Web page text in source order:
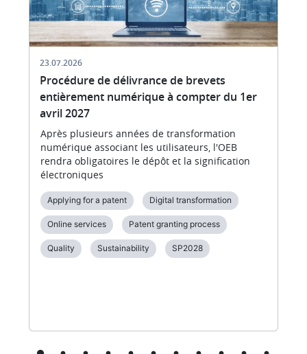
23.07.2026
Procédure de délivrance de brevets
entièrement numérique à compter du 1er
avril 2027
Après plusieurs années de transformation
numérique associant les utilisateurs, l'OEB
rendra obligatoires le dépôt et la signification
électroniques
Applying for a patent Digital transformation
Online services Patent granting process
Quality Sustainability SP2028